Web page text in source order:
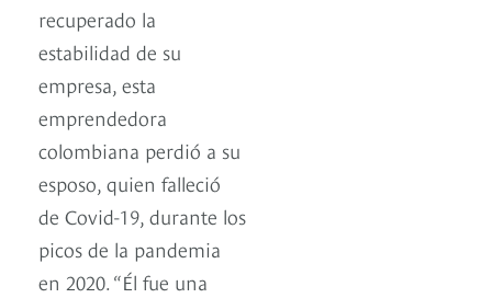
recuperado la
estabilidad de su
empresa, esta
emprendedora
colombiana perdió a su
esposo, quien falleció
de Covid-19, durante los
picos de la pandemia
en 2020. “Él fue una